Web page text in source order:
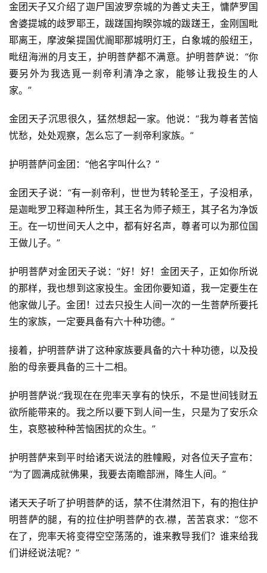
金团天子又介绍了迦尸国波罗奈城的为善丈夫王，慵萨罗国
舍婆提城的歧罗耶王，跋蹉国拘睽弥城的跋蹉王，金刚国毗
耶离王，摩波槃提国优阍耶那城明灯王，白象城的般纽王，
毗纽海洲的月支王，护明菩萨都不满意。护明菩萨说：“你
要另外为我选覓一刹帝利清净之家，能够让我投生的人
家。”
金团天子沉思很久，猛然想起一家。他说：“我为尊者苦恼
忧愁，处处观察，怎么忘了一刹帝利家族。”
护明菩萨问金团：“他名字叫什么？”
金团天子说：“有一刹帝利，世世为转轮圣王，子没相承，
是迦毗罗卫释迦种所生，其王名为师子颊王，其子名为净饭
王。在一切世间天人之中，都有好名声，尊者可以为那位国
王做儿子。”
护明菩萨对金团天子说：“好！好！金团天子，正如你所说
的那样，我也想到这家投生。金团你要知道，我一定要生在
他家做儿子。金团！过去只投生人间一次的一生菩萨所要托
生的家族，一定要具备有六十种功德。”
接着，护明菩萨讲了这种家族要具备的六十种功德，以及投
胎的母亲要具备的三十二相。
护明菩萨说:“我现在在兜率天享有的快乐，不是世间钱财五
欲所能带来的。我之所以要下到人间一生，只是为了安乐众
生，哀愍被种种苦恼困扰的众生。”
护明菩萨来到平时给诸天说法的胜幢殿，对各位天子宣布：
“为了圆满成就佛果，我要去南瞻部洲，降生人间。”
诸天天子听了护明菩萨的话，禁不住潸然泪下，有的抱住护
明菩萨的腿，有的拉住护明菩萨的衣.襟，苦苦哀求：“您不
在了，兜率天将变得空空荡荡的，谁来教导我们？谁来给我
们讲经说法呢？”